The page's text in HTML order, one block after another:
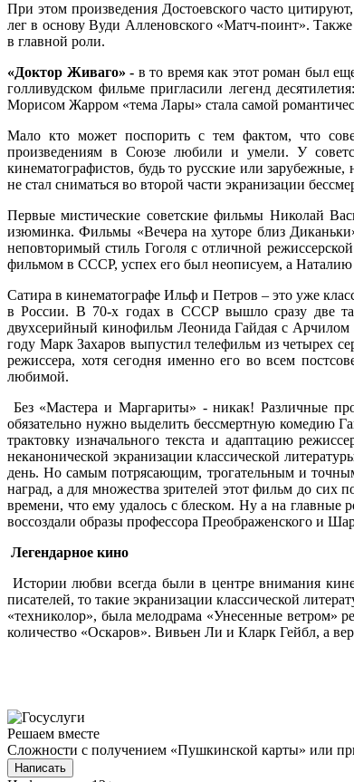
При этом произведения Достоевского часто
лег в основу Вуди Алленовского «Матч-поинт».
в главной роли.
«Доктор Живаго» - в то время как этот роман был
голливудском фильме пригласили легенд
Морисом Жарром «тема Лары» стала самой
Мало кто может поспорить с тем фактом, что
произведениям в Союзе любили и умели. У
кинематографистов, будь то русские или
не стал сниматься во второй части экранизации
Первые мистические советские фильмы Николай
изюминка. Фильмы «Вечера на хуторе близ
неповторимый стиль Гоголя с отличной
фильмом в СССР, успех его был неописуем, а
Сатира в кинематографе Ильф и Петров – это уже
в России. В 70-х годах в СССР вышло сразу две
двухсерийный кинофильм Леонида Гайдая с Арчилом
году Марк Захаров выпустил телефильм из четырех
режиссера, хотя сегодня именно его во всем
любимой.
Без «Мастера и Маргариты» - никак! Различные
обязательно нужно выделить бессмертную комедию
трактовку изначального текста и адаптацию
неканонической экранизации классической
день. Но самым потрясающим, трогательным и
наград, а для множества зрителей этот фильм до
времени, что ему удалось с блеском. Ну а на
воссоздали образы профессора Преображенского и
Легендарное кино
Истории любви всегда были в центре внимания
писателей, то такие экранизации классической
«техниколор», была мелодрама «Унесенные ветром»
количество «Оскаров». Вивьен Ли и Кларк Гейбл, а
Решаем вместе
Сложности с получением «Пушкинской карты» или
Написать